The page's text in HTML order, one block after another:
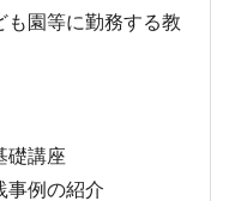
も園等に勤務する教
礎講座
事例の紹介